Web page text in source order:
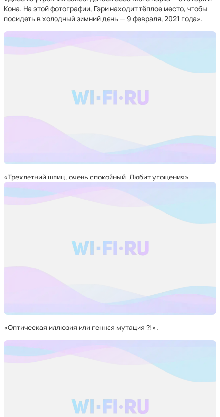
Кона. На этой фотографии, Гэри находит тёплое место, чтобы
посидеть в холодный зимний день — 9 февраля, 2021 года».
«Трехлетний шпиц, очень спокойный. Любит угощения».
«Оптическая иллюзия или генная мутация ?!».